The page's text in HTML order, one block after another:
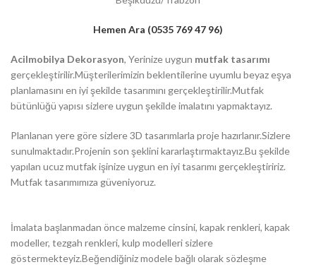
Hemen Ara (0535 769 47 96)
Acilmobilya Dekorasyon, Yerinize uygun mutfak tasarımı
gerçekleştirilir.Müşterilerimizin beklentilerine uyumlu beyaz eşya
planlamasını en iyi şekilde tasarımını gerçekleştirilir.Mutfak
bütünlüğü yapısı sizlere uygun şekilde imalatını yapmaktayız.
Planlanan yere göre sizlere 3D tasarımlarla proje hazırlanır.Sizlere
sunulmaktadır.Projenin son şeklini kararlaştırmaktayız.Bu şekilde
yapılan ucuz mutfak işinize uygun en iyi tasarımı gerçekleştiririz.
Mutfak tasarımımıza güveniyoruz.
İmalata başlanmadan önce malzeme cinsini, kapak renkleri, kapak
modeller, tezgah renkleri, kulp modelleri sizlere
göstermekteyiz.Beğendiğiniz modele bağlı olarak sözleşme